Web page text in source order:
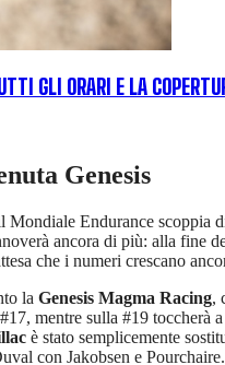
GLI ORARI E LA
Genesis
Endurance scoppia
ancora di più: alla fine
che i numeri crescano
la Genesis Magma Racing,
mentre sulla #19
è stato semplicemente
con Jakobsen e